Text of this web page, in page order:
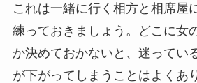
これは一緒に行く相方と相席屋
練っておきましょう。どこに女
か決めておかないと、迷ってい
が下がってしまうことはよくあ